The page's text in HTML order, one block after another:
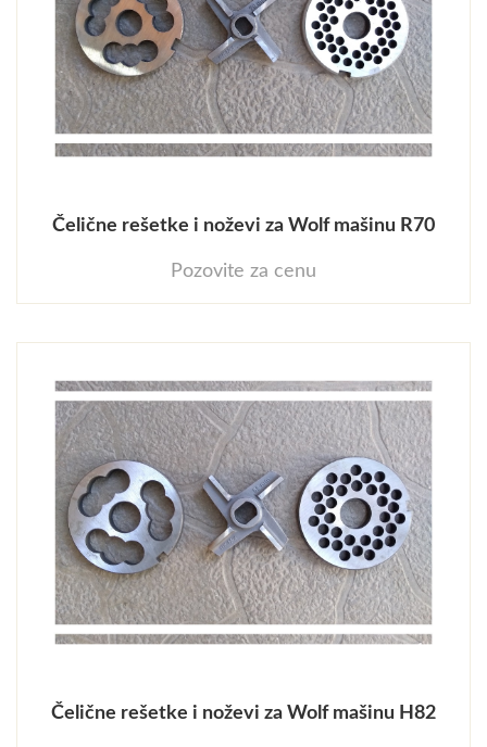
Čelične rešetke i noževi za Wolf mašinu R70
Pozovite za cenu
Čelične rešetke i noževi za Wolf mašinu H82